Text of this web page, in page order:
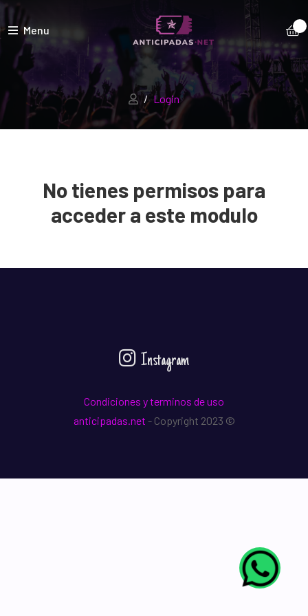
Menu
Login
No tienes permisos para
acceder a este modulo
Instagram
Condiciones y terminos de uso
anticipadas.net - Copyright 2023 ©